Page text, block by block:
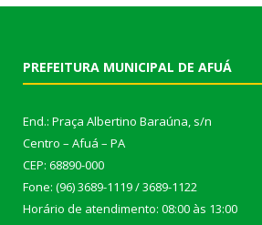
PREFEITURA MUNICIPAL DE AFUÁ
End.: Praça Albertino Baraúna, s/n
Centro – Afuá – PA
CEP: 68890-000
Fone: (96) 3689-1119 / 3689-1122
Horário de atendimento: 08:00 às 13:00